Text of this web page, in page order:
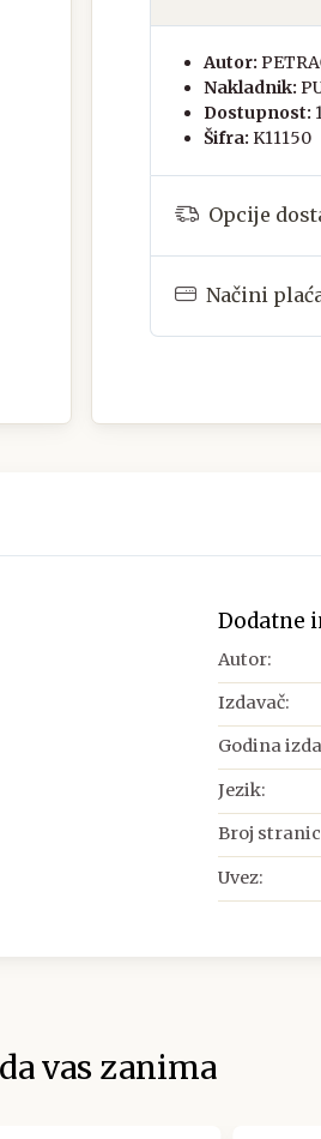
Autor:
Nakladnik:
Dostupnost:
Šifra: K11150
Opcije
Načini
Dodatne
Autor:
Izdavač:
Godina
Jezik:
Broj
Uvez:
vas zanima